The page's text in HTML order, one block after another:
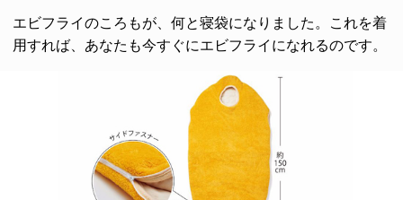
エビフライのころもが、何と寝袋になりました。これを着
用すれば、あなたも今すぐにエビフライになれるのです。